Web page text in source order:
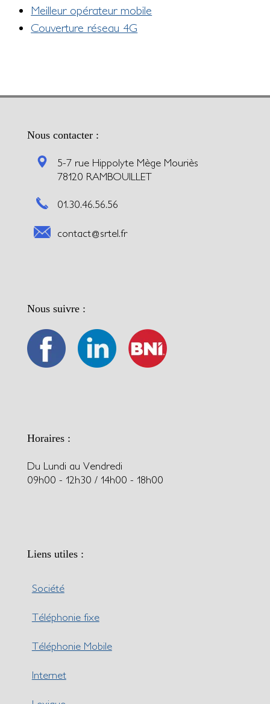
Meilleur opérateur mobile
Couverture réseau 4G
Nous contacter :
5-7 rue Hippolyte Mège Mouriès
78120 RAMBOUILLET
01.30.46.56.56
contact@srtel.fr
Nous suivre :
Horaires :
Du Lundi au Vendredi
09h00 - 12h30 / 14h00 - 18h00
Liens utiles :
Société
Téléphonie fixe
Téléphonie Mobile
Internet